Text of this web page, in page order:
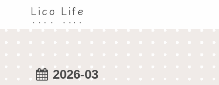
Lico Life
2026-03